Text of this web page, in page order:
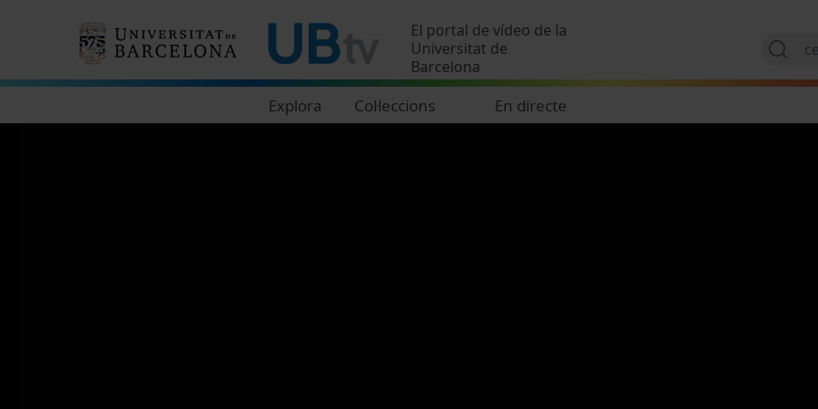
El portal de vídeo de la
Universitat de
Barcelona
Explora Col·leccions En directe